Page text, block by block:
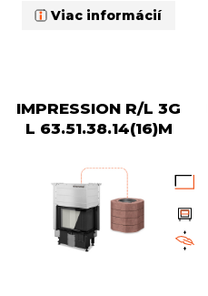
Viac informácií
IMPRESSION R/L 3G
L 63.51.38.14(16)M